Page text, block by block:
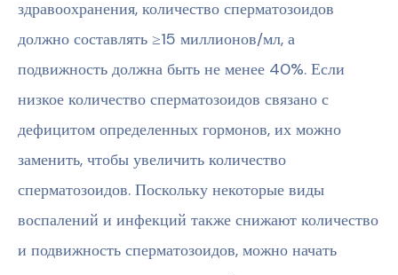
здравоохранения, количество сперматозоидов
должно составлять ≥15 миллионов/мл, а
подвижность должна быть не менее 40%. Если
низкое количество сперматозоидов связано с
дефицитом определенных гормонов, их можно
заменить, чтобы увеличить количество
сперматозоидов. Поскольку некоторые виды
воспалений и инфекций также снижают количество
и подвижность сперматозоидов, можно начать